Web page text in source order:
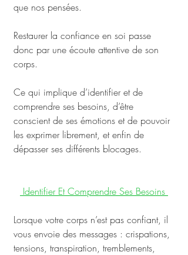
que nos pensées.
Restaurer la confiance en soi passe
donc par une écoute attentive de son
corps.
Ce qui implique d’identifier et de
comprendre ses besoins, d’être
conscient de ses émotions et de pouvoir
les exprimer librement, et enfin de
dépasser ses différents blocages.
Identifier Et Comprendre Ses Besoins
Lorsque votre corps n’est pas confiant, il
vous envoie des messages : crispations,
tensions, transpiration, tremblements,